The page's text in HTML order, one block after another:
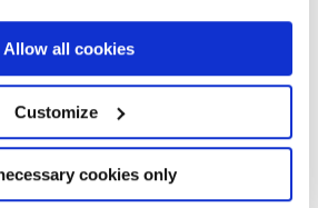
also like to:
about your geographical
be accurate to within several
device by actively scanning it for
(fingerprinting)
how your personal data is processed
in thedetails section.
Allow all cookies
Customize
cookies only
названием "Глобальное
которой – придать форму уже
опыту соприкосновения с
неформального процесса
взаимодействие и участие